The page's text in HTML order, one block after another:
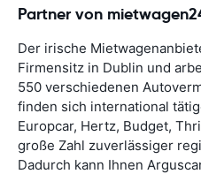
Partner von
Der irische
Firmensitz in Dublin und
550 verschiedenen
finden sich international
Europcar, Hertz, Budget,
große Zahl zuverlässiger
Dadurch kann Ihnen